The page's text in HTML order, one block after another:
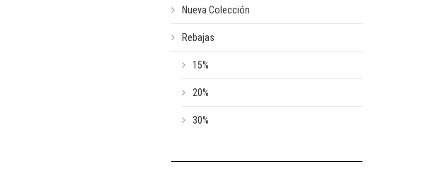
Nueva Colección
Rebajas
15%
20%
30%